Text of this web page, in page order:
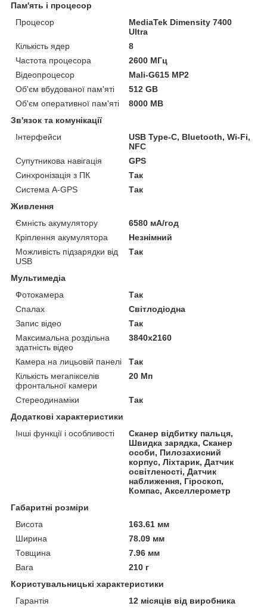
Пам'ять і процесор
Процесор
MediaTek Dimensity 7400
Ultra
Кількість ядер
8
Частота процесора
2600 МГц
Відеопроцесор
Mali-G615 MP2
Об'єм вбудованої пам'яті
512 GB
Об'єм оперативної пам'яті
8000 MB
Зв'язок та комунікації
Інтерфейси
USB Type-C, Bluetooth, Wi-Fi,
NFC
Супутникова навігація
GPS
Синхронізація з ПК
Так
Система A-GPS
Так
Живлення
Ємність акумулятору
6580 мА/год
Кріплення акумулятора
Незнімний
Можливість підзарядки від
USB
Так
Мультимедіа
Фотокамера
Так
Спалах
Світлодіодна
Запис відео
Так
Максимальна роздільна
здатність відео
3840x2160
Камера на лицьовій панелі
Так
Кількість мегапікселів
фронтальної камери
20 Мп
Стереодинаміки
Так
Додаткові характеристики
Інші функції і особливості
Сканер відбитку пальця,
Швидка зарядка, Сканер
особи, Пилозахисний
корпус, Ліхтарик, Датчик
освітленості, Датчик
наближення, Гіроскоп,
Компас, Акселлерометр
Габаритні розміри
Висота
163.61 мм
Ширина
78.09 мм
Товщина
7.96 мм
Вага
210 г
Користувальницькі характеристики
Гарантія
12 місяців від виробника